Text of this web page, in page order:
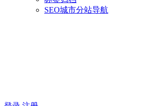
SEO城市分站导航